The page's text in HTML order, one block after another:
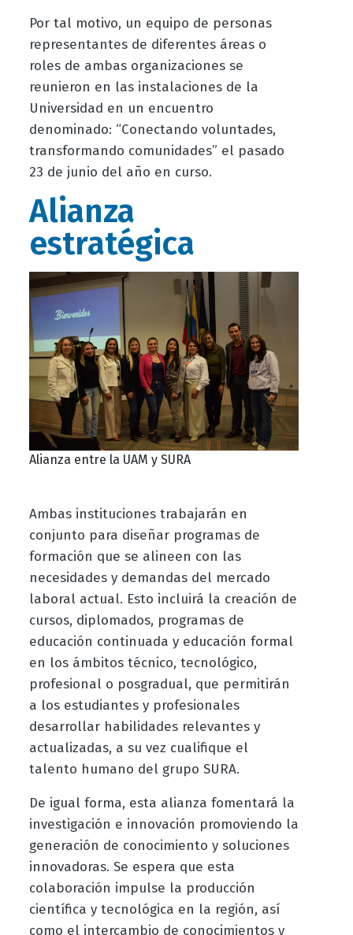
Por tal motivo, un equipo de personas
representantes de diferentes áreas o
roles de ambas organizaciones se
reunieron en las instalaciones de la
Universidad en un encuentro
denominado: “Conectando voluntades,
transformando comunidades” el pasado
23 de junio del año en curso.
Alianza
estratégica
Alianza entre la UAM y SURA
Ambas instituciones trabajarán en
conjunto para diseñar programas de
formación que se alineen con las
necesidades y demandas del mercado
laboral actual. Esto incluirá la creación de
cursos, diplomados, programas de
educación continuada y educación formal
en los ámbitos técnico, tecnológico,
profesional o posgradual, que permitirán
a los estudiantes y profesionales
desarrollar habilidades relevantes y
actualizadas, a su vez cualifique el
talento humano del grupo SURA.
De igual forma, esta alianza fomentará la
investigación e innovación promoviendo la
generación de conocimiento y soluciones
innovadoras. Se espera que esta
colaboración impulse la producción
científica y tecnológica en la región, así
como el intercambio de conocimientos y